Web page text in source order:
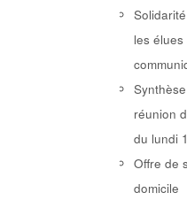
les
réunion
du lundi
Offre de
domicile